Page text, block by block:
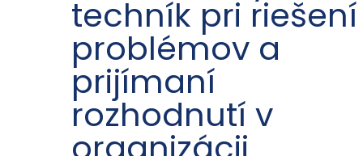
techník pri riešení
problémov a
prijímaní
rozhodnutí v